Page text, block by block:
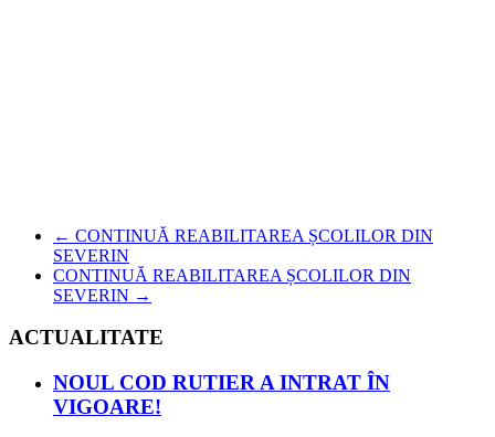
← CONTINUĂ REABILITAREA ȘCOLILOR DIN
SEVERIN
CONTINUĂ REABILITAREA ȘCOLILOR DIN
SEVERIN →
ACTUALITATE
NOUL COD RUTIER A INTRAT ÎN
VIGOARE!